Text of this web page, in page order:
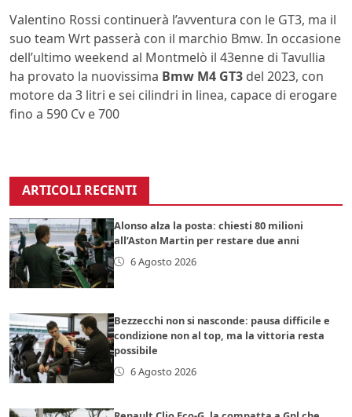
Valentino Rossi continuerà l’avventura con le GT3, ma il
suo team Wrt passerà con il marchio Bmw. In occasione
dell’ultimo weekend al Montmelò il 43enne di Tavullia
ha provato la nuovissima Bmw M4 GT3 del 2023, con
motore da 3 litri e sei cilindri in linea, capace di erogare
fino a 590 Cv e 700
ARTICOLI RECENTI
Alonso alza la posta: chiesti 80 milioni
all’Aston Martin per restare due anni
6 Agosto 2026
Bezzecchi non si nasconde: pausa difficile e
condizione non al top, ma la vittoria resta
possibile
6 Agosto 2026